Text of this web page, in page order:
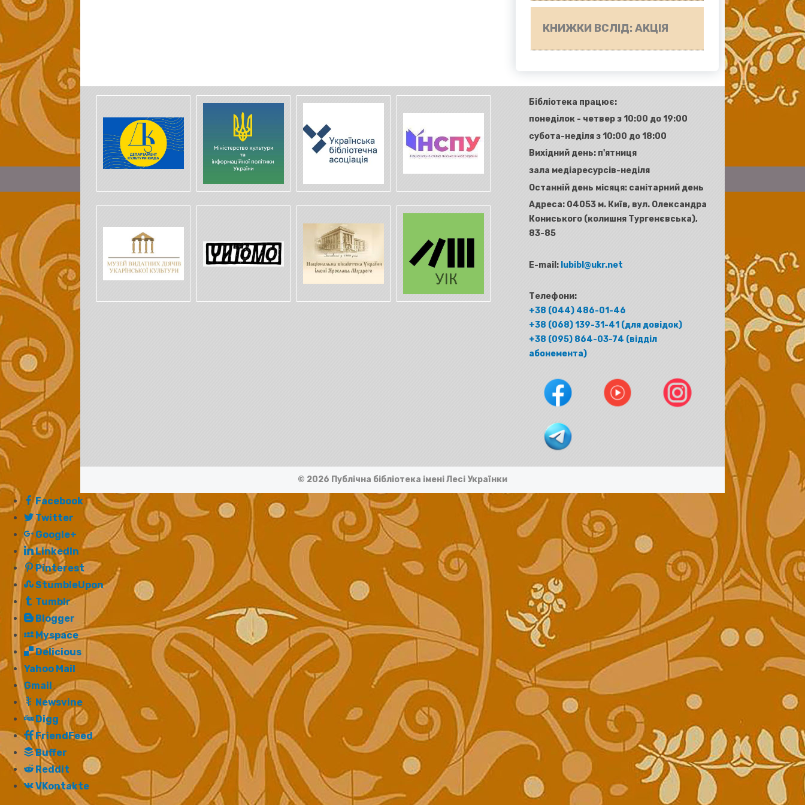
КНИЖКИ ВСЛІД: АКЦІЯ
Бібліотека працює:
понеділок - четвер з 10:00 до 19:00
субота-неділя з 10:00 до 18:00
Вихідний день: п'ятниця
зала медіаресурсів-неділя
Останній день місяця: санітарний день
Адреса:04053 м. Київ, вул. Олександра
Кониського (колишня Тургенєвська),
83-85
E-mail: lubibl@ukr.net
Телефони:
+38 (044) 486-01-46
+38 (068) 139-31-41 (для довідок)
+38 (095) 864-03-74 (відділ
абонемента)
© 2026 Публічна бібліотека імені Лесі Українки
Facebook
Twitter
Google+
LinkedIn
Pinterest
StumbleUpon
Tumblr
Blogger
Myspace
Delicious
Yahoo Mail
Gmail
Newsvine
Digg
FriendFeed
Buffer
Reddit
VKontakte